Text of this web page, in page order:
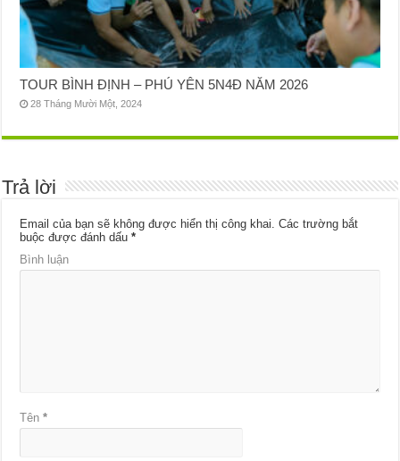
TOUR BÌNH ĐỊNH – PHÚ YÊN 5N4Đ NĂM 2026
28 Tháng Mười Một, 2024
Trả lời
Email của bạn sẽ không được hiển thị công khai. Các trường bắt
buộc được đánh dấu*
Bình luận
Tên*